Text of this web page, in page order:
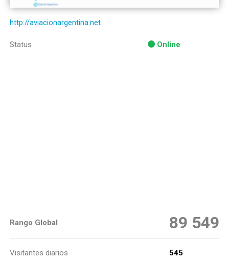
http://aviacionargentina.net
Status Online
Rango Global 89 549
Visitantes diarios
545